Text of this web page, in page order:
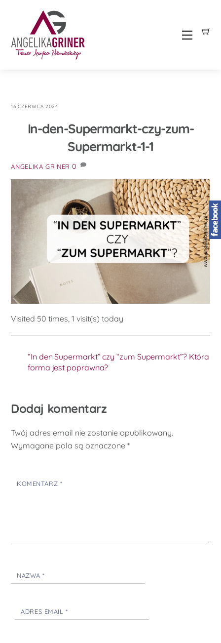
Menu
16 CZERWCA 2024
In-den-Supermarkt-czy-zum-
Supermarkt-1-1
ANGELIKA GRINER 0
Visited 50 times, 1 visit(s) today
“In den Supermarkt” czy “zum Supermarkt”? Która
forma jest poprawna?
Dodaj komentarz
Twój adres email nie zostanie opublikowany.
Wymagane pola są oznaczone*
KOMENTARZ *
NAZWA*
ADRES EMAIL *